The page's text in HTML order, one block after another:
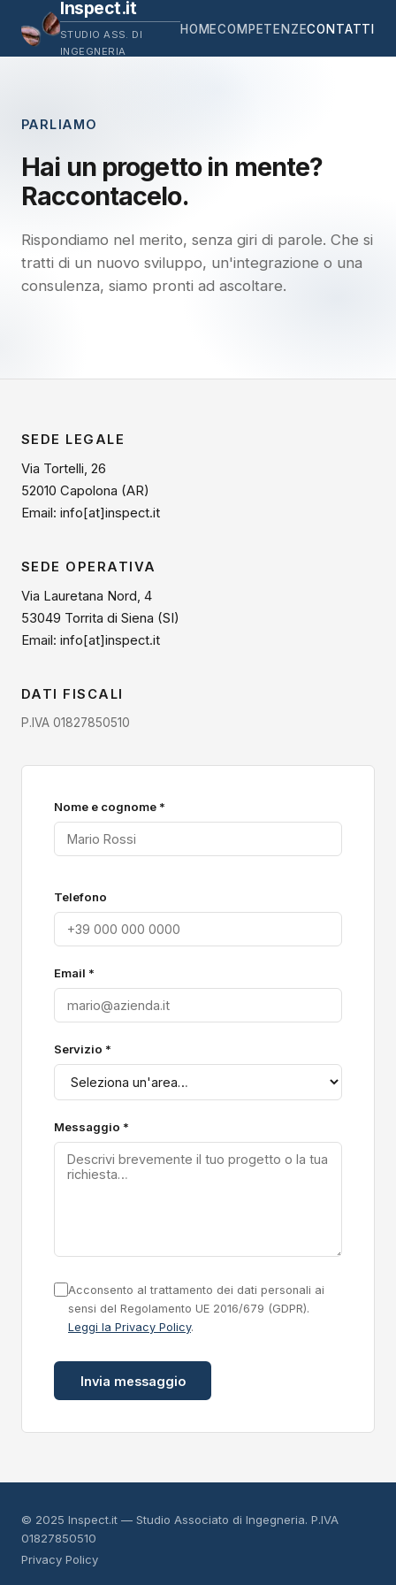
Inspect.it
STUDIO ASS. DI
INGEGNERIA
HOMECOMPETENZECONTATTI
PARLIAMO
Hai un progetto in mente?
Raccontacelo.
Rispondiamo nel merito, senza giri di parole. Che si
tratti di un nuovo sviluppo, un'integrazione o una
consulenza, siamo pronti ad ascoltare.
SEDE LEGALE
Via Tortelli, 26
52010 Capolona (AR)
Email: info[at]inspect.it
SEDE OPERATIVA
Via Lauretana Nord, 4
53049 Torrita di Siena (SI)
Email: info[at]inspect.it
DATI FISCALI
P.IVA 01827850510
Nome e cognome *
Telefono
Email *
Servizio *
Messaggio *
Acconsento al trattamento dei dati personali ai
sensi del Regolamento UE 2016/679 (GDPR).
Leggi la Privacy Policy.
Invia messaggio
© 2025 Inspect.it — Studio Associato di Ingegneria. P.IVA
01827850510
Privacy Policy